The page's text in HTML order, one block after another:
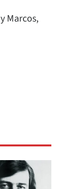
Marcos,